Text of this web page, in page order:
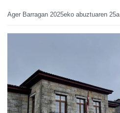
Ager Barragan 2025eko abuztuaren 25a